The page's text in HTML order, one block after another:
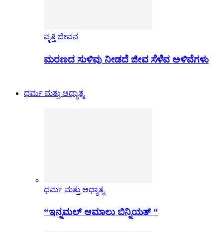
ವೃತ್ತಿ ಜೀವನ
ಮರಣದ ಸುಳಿವು ನೀಡದೆ ಜೀವ ಸೆಳೆವ ಅಳಿವೆಗಳು
ಧರ್ಮ ಮತ್ತು ಆಧ್ಯಾತ್ಮ
ಧರ್ಮ ಮತ್ತು ಆಧ್ಯಾತ್ಮ
“ಇನ್ನಮಲ್ ಆಮಾಲು ಬಿನ್ನಿಯತ್ “